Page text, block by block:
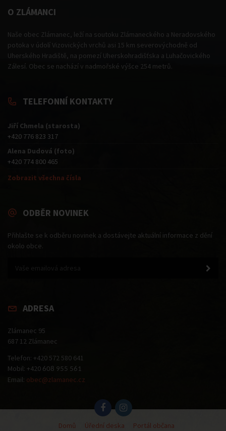
O ZLÁMANCI
Naše obec Zlámanec, leží na soutoku Zlámaneckého a Neradovského
potoka v údolí Vizovických vrchů asi 15 km severovýchodně od
Uherského Hradiště, na pomezí Uherskohradišťska a Luhačovického
Zálesí. Obec se nachází v nadmořské výšce 254 metrů.
TELEFONNÍ KONTAKTY
Jiří Chmela (starosta)
+420 776 823 317
Alena Dudová (foto)
+420 774 800 465
Zobrazit všechna čísla
ODBĚR NOVINEK
Přihlašte se k odběru novinek a dostávejte aktuální informace z dění
okolo obce.
ADRESA
Zlámanec 95
687 12 Zlámanec
Telefon: +420 572 580 641
Mobil: +420 608 955 561
Email: obec@zlamanec.cz
Domů Úřední deska Portál občana